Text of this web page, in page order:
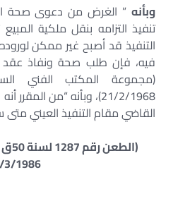
وبأنه ” الغرض من دعوى صحة
تنفيذ التزامه بنقل ملكية
التنفيذ قد أصبح غير ممكن
فيه، فإن طلب صحة ونفاذ عقد
21/2/1968)، وبأنه “من
القاضي مقام التنفيذ العيني متى
1986)